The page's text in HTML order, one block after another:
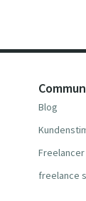
Blog
freelance